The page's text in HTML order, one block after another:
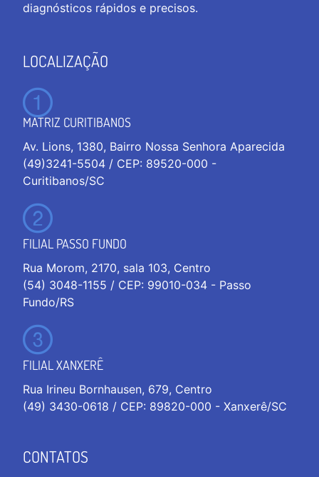
diagnósticos rápidos e precisos.
LOCALIZAÇÃO
MATRIZ CURITIBANOS
Av. Lions, 1380, Bairro Nossa Senhora Aparecida
(49)3241-5504 / CEP: 89520-000 -
Curitibanos/SC
FILIAL PASSO FUNDO
Rua Morom, 2170, sala 103, Centro
(54) 3048-1155 / CEP: 99010-034 - Passo
Fundo/RS
FILIAL XANXERÊ
Rua Irineu Bornhausen, 679, Centro
(49) 3430-0618 / CEP: 89820-000 - Xanxerê/SC
CONTATOS